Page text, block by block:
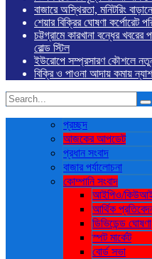
বাজারে অস্থিরতা, মনিটরিং
শেয়ার বিক্রির ঘোষণা কর্পোরেট
চট্টগ্রামে কারখানা বন্ধের
রোল্ড স্টিল
ইউরোপে সম্প্রসারণ কৌশলে নতুন
বিক্রি ও পাওনা আদায় কমায়
প্রচ্ছদ
আজকের আপডেট
প্রধান সংবাদ
বাজার পর্যালোচনা
কোম্পানি সংবাদ
আইপিও/
আর্থিক
ডিভিডেন্ড ঘোষণা
স্পট মার্কেট
বোর্ড সভা